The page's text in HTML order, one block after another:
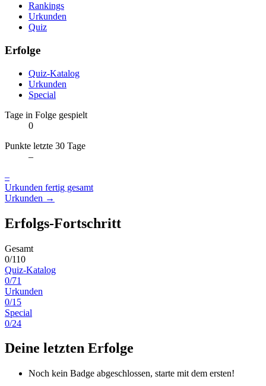
Rankings
Urkunden
Quiz
Erfolge
Quiz-Katalog
Urkunden
Special
Tage in Folge gespielt
0
Punkte letzte 30 Tage
–
–
Urkunden fertig gesamt
Urkunden →
Erfolgs-Fortschritt
Gesamt
0/110
Quiz-Katalog
0/71
Urkunden
0/15
Special
0/24
Deine letzten Erfolge
Noch kein Badge abgeschlossen, starte mit dem ersten!